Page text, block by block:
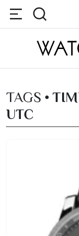
TAGS •
UTC